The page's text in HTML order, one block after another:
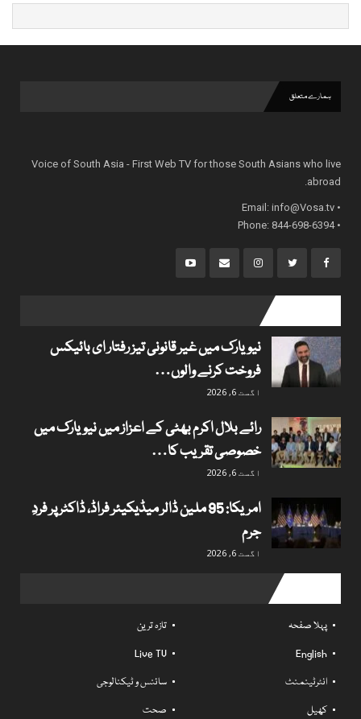
ہمارے متعلق
Voice of South Asia - First Web TV for those South Asians who live
abroad.
• Email:
info@Vosa.tv
• Phone: 844-698-6394
نیویارک میں غیر قانونی تیز رفتار ای بائیکس
فروخت کرنے والوں…
اگست 6, 2026
رائے بلال اکرم بھٹی کے اعزاز میں نیویارک میں
خصوصی تقریب کا…
اگست 6, 2026
امریکا: 95 ملین ڈالر میڈیکیئر فراڈ، ڈاکٹر پر فردِ
جرم
اگست 6, 2026
پہلا صفحہ
تازہ ترین
English
Live TV
انٹرٹینمنٹ
سائنس و ٹیکنالوجی
کھیل
صحت